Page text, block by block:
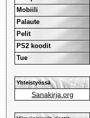
Mobiili
Palaute
Pelit
PS2 koodit
Tue
Yhteistyössä
Sanakirja.org